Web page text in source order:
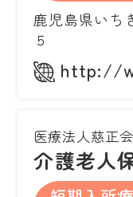
鹿児島県いち
５
http://
医療法人慈正会
介護老人